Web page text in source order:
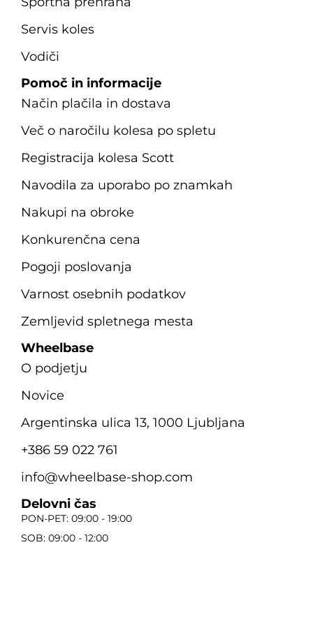
Servis koles
Vodiči
Pomoč in informacije
Način plačila in dostava
Več o naročilu kolesa po spletu
Registracija kolesa Scott
Navodila za uporabo po znamkah
Nakupi na obroke
Konkurenčna cena
Pogoji poslovanja
Varnost osebnih podatkov
Zemljevid spletnega mesta
Wheelbase
O podjetju
Novice
Argentinska ulica 13, 1000 Ljubljana
+386 59 022 761
info@wheelbase-shop.com
Delovni čas
PON-PET: 09:00 - 19:00
SOB: 09:00 - 12:00